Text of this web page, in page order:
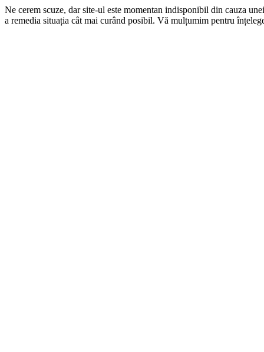
Ne cerem scuze, dar site-ul este momentan indisponibil din cauza
a remedia situația cât mai curând posibil. Vă mulțumim pentru